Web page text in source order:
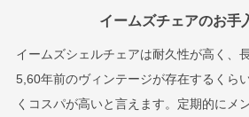
イームズチェアのお手
イームズシェルチェアは耐久性が高く、
5,60年前のヴィンテージが存在するくら
くコスパが高いと言えます。定期的にメ